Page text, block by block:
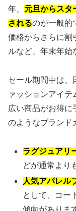
年、 元旦からスタ
されるのが一般的
価格からさらに割
ルなど、年末年始
セール期間中は、
ァッションアイ
広い商品がお得に
のようなブランド
ラグジュアリ
どが通常より
人気アパレル
として、コー
傾向がありま